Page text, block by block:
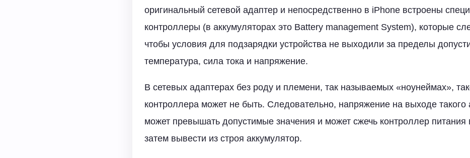
оригинальный сетевой адаптер и непосредственно в iPhone встроены
контроллеры (в аккумуляторах это Battery management System), которые
чтобы условия для подзарядки устройства не выходили за пределы
температура, сила тока и напряжение.
В сетевых адаптерах без роду и племени, так называемых «ноунеймах»,
контроллера может не быть. Следовательно, напряжение на выходе такого
может превышать допустимые значения и может сжечь контроллер питания
затем вывести из строя аккумулятор.